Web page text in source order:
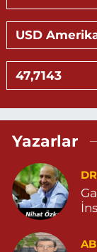
0 (530) 326 46 12
Gündüz
BAHÇEBAŞI
04823812323
Aksoy
KAPLAN MAH.
0 (482) 503 01
GÜNDOĞAN
Yazarlar